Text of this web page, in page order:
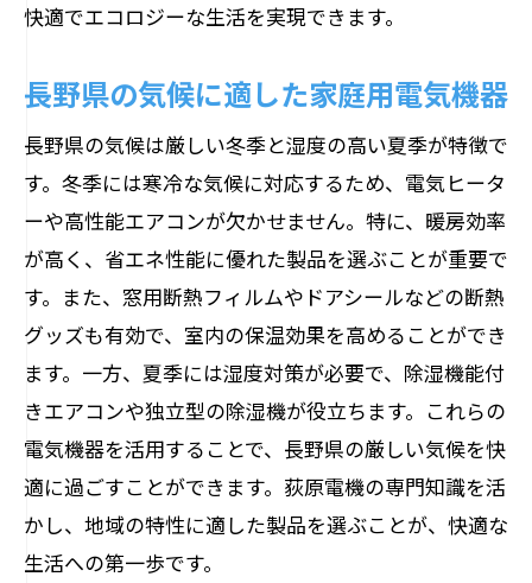
快適でエコロジーな生活を実現できます。
長野県の気候に適した家庭用電気機器
長野県の気候は厳しい冬季と湿度の高い夏季が特徴で
す。冬季には寒冷な気候に対応するため、電気ヒータ
ーや高性能エアコンが欠かせません。特に、暖房効率
が高く、省エネ性能に優れた製品を選ぶことが重要で
す。また、窓用断熱フィルムやドアシールなどの断熱
グッズも有効で、室内の保温効果を高めることができ
ます。一方、夏季には湿度対策が必要で、除湿機能付
きエアコンや独立型の除湿機が役立ちます。これらの
電気機器を活用することで、長野県の厳しい気候を快
適に過ごすことができます。荻原電機の専門知識を活
かし、地域の特性に適した製品を選ぶことが、快適な
生活への第一歩です。